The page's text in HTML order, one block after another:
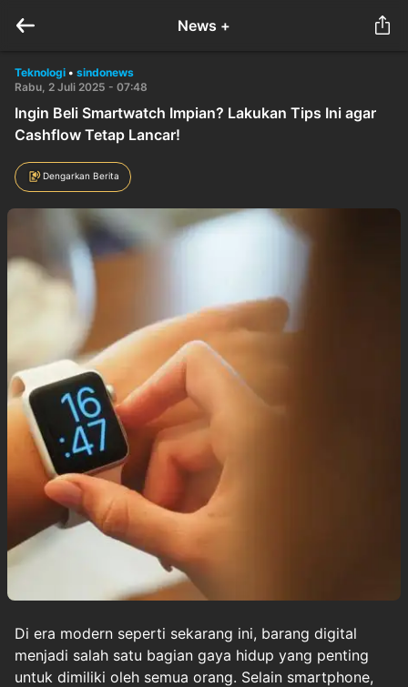
News +
Teknologi • sindonews
Rabu, 2 Juli 2025 - 07:48
Ingin Beli Smartwatch Impian? Lakukan Tips Ini agar
Cashflow Tetap Lancar!
Dengarkan Berita
Di era modern seperti sekarang ini, barang digital
menjadi salah satu bagian gaya hidup yang penting
untuk dimiliki oleh semua orang. Selain smartphone,